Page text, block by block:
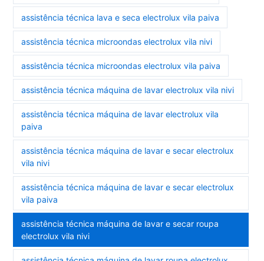
assistência técnica lava e seca electrolux vila paiva
assistência técnica microondas electrolux vila nivi
assistência técnica microondas electrolux vila paiva
assistência técnica máquina de lavar electrolux vila nivi
assistência técnica máquina de lavar electrolux vila
paiva
assistência técnica máquina de lavar e secar electrolux
vila nivi
assistência técnica máquina de lavar e secar electrolux
vila paiva
assistência técnica máquina de lavar e secar roupa
electrolux vila nivi